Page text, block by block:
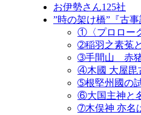
お伊勢さん125社
”時の架け橋”『古
①〈プロロー
➁稲羽之素菟
➂手間山 赤
④木國 大屋毘
➄根堅州國の
⑥大国主神と
➆木俣神 亦